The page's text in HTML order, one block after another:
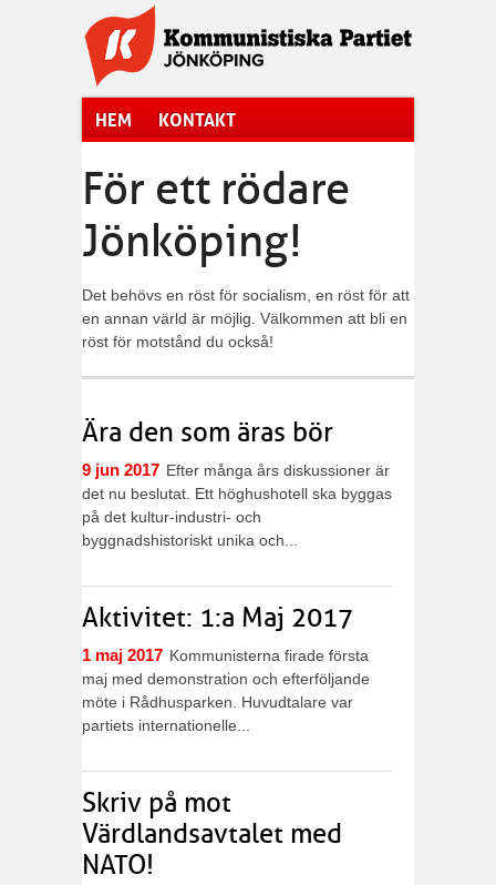
Hoppa till huvudinnehåll
HEM KONTAKT
För ett rödare
Jönköping!
Det behövs en röst för socialism, en röst för att
en annan värld är möjlig. Välkommen att bli en
röst för motstånd du också!
Ära den som äras bör
9 jun 2017 Efter många års diskussioner är
det nu beslutat. Ett höghushotell ska byggas
på det kultur-industri- och
byggnadshistoriskt unika och...
Aktivitet: 1:a Maj 2017
1 maj 2017 Kommunisterna firade första
maj med demonstration och efterföljande
möte i Rådhusparken. Huvudtalare var
partiets internationelle...
Skriv på mot
Värdlandsavtalet med
NATO!